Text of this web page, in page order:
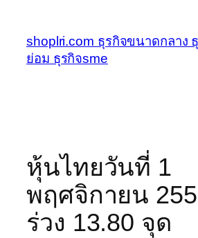
เนื้อหา
shoplri.com ธุรกิจขนาดกลาง
ย่อม ธุรกิจsme
หุ้นไทยวันที่ 1
พฤศจิกายน
ร่วง 13.80 จุด